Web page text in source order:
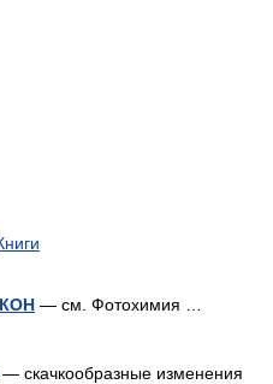
— см. Фотохимия …
— скачкообразные изменения